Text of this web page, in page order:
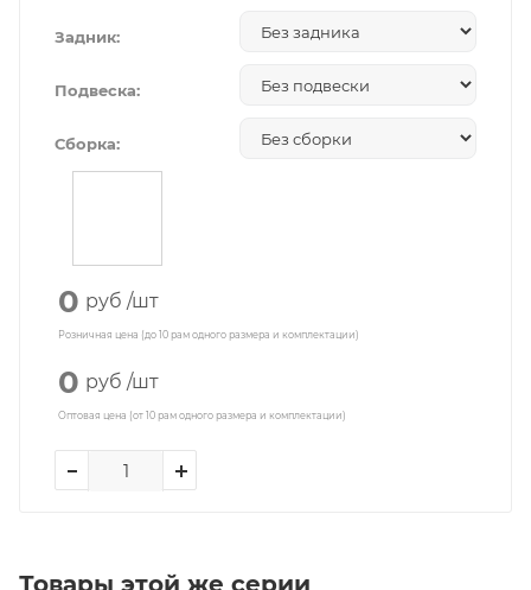
Задник:
Подвеска:
Сборка:
0 руб /шт
Розничная цена (до 10 рам одного размера и комплектации)
0 руб /шт
Оптовая цена (от 10 рам одного размера и комплектации)
Товары этой же серии